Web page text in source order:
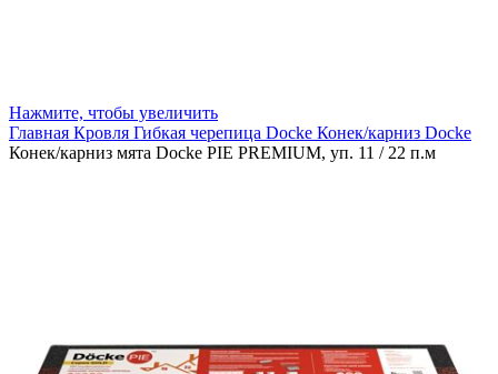
Нажмите, чтобы увеличить
Главная Кровля Гибкая черепица Docke Конек/карниз Docke
Конек/карниз мята Docke PIE PREMIUM, уп. 11 / 22 п.м